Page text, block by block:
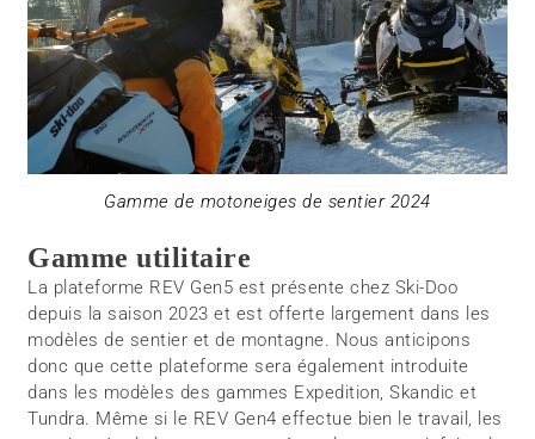
Gamme de motoneiges de sentier 2024
Gamme utilitaire
La plateforme REV Gen5 est présente chez Ski-Doo
depuis la saison 2023 et est offerte largement dans les
modèles de sentier et de montagne. Nous anticipons
donc que cette plateforme sera également introduite
dans les modèles des gammes Expedition, Skandic et
Tundra. Même si le REV Gen4 effectue bien le travail, les